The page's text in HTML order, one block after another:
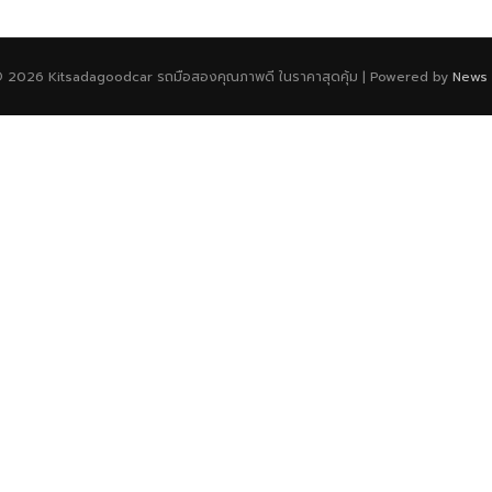
2026 Kitsadagoodcar รถมือสองคุณภาพดี ในราคาสุดคุ้ม | Powered by News